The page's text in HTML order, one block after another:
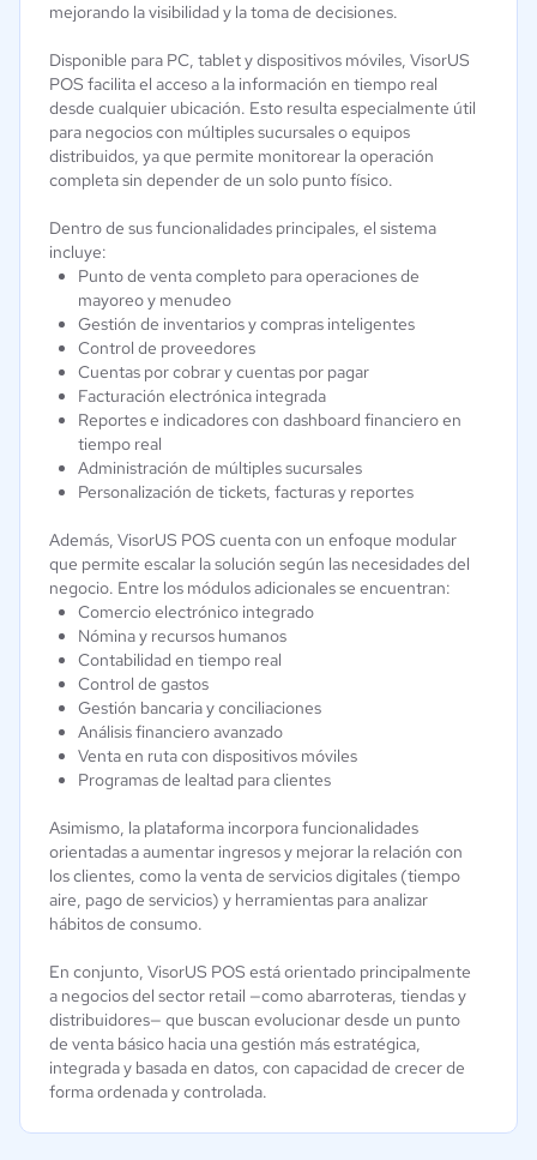
mejorando la visibilidad y la toma de decisiones.
Disponible para PC, tablet y dispositivos móviles, VisorUS
POS facilita el acceso a la información en tiempo real
desde cualquier ubicación. Esto resulta especialmente útil
para negocios con múltiples sucursales o equipos
distribuidos, ya que permite monitorear la operación
completa sin depender de un solo punto físico.
Dentro de sus funcionalidades principales, el sistema
incluye:
Punto de venta completo para operaciones de
mayoreo y menudeo
Gestión de inventarios y compras inteligentes
Control de proveedores
Cuentas por cobrar y cuentas por pagar
Facturación electrónica integrada
Reportes e indicadores con dashboard financiero en
tiempo real
Administración de múltiples sucursales
Personalización de tickets, facturas y reportes
Además, VisorUS POS cuenta con un enfoque modular
que permite escalar la solución según las necesidades del
negocio. Entre los módulos adicionales se encuentran:
Comercio electrónico integrado
Nómina y recursos humanos
Contabilidad en tiempo real
Control de gastos
Gestión bancaria y conciliaciones
Análisis financiero avanzado
Venta en ruta con dispositivos móviles
Programas de lealtad para clientes
Asimismo, la plataforma incorpora funcionalidades
orientadas a aumentar ingresos y mejorar la relación con
los clientes, como la venta de servicios digitales (tiempo
aire, pago de servicios) y herramientas para analizar
hábitos de consumo.
En conjunto, VisorUS POS está orientado principalmente
a negocios del sector retail —como abarroteras, tiendas y
distribuidores— que buscan evolucionar desde un punto
de venta básico hacia una gestión más estratégica,
integrada y basada en datos, con capacidad de crecer de
forma ordenada y controlada.